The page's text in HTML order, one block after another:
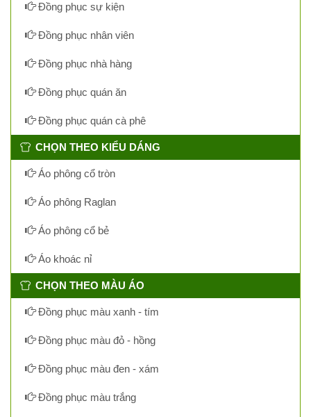
Đồng phục sự kiện
Đồng phục nhân viên
Đồng phục nhà hàng
Đồng phục quán ăn
Đồng phục quán cà phê
CHỌN THEO KIỂU DÁNG
Áo phông cổ tròn
Áo phông Raglan
Áo phông cổ bẻ
Áo khoác nỉ
CHỌN THEO MÀU ÁO
Đồng phục màu xanh - tím
Đồng phục màu đỏ - hồng
Đồng phục màu đen - xám
Đồng phục màu trắng